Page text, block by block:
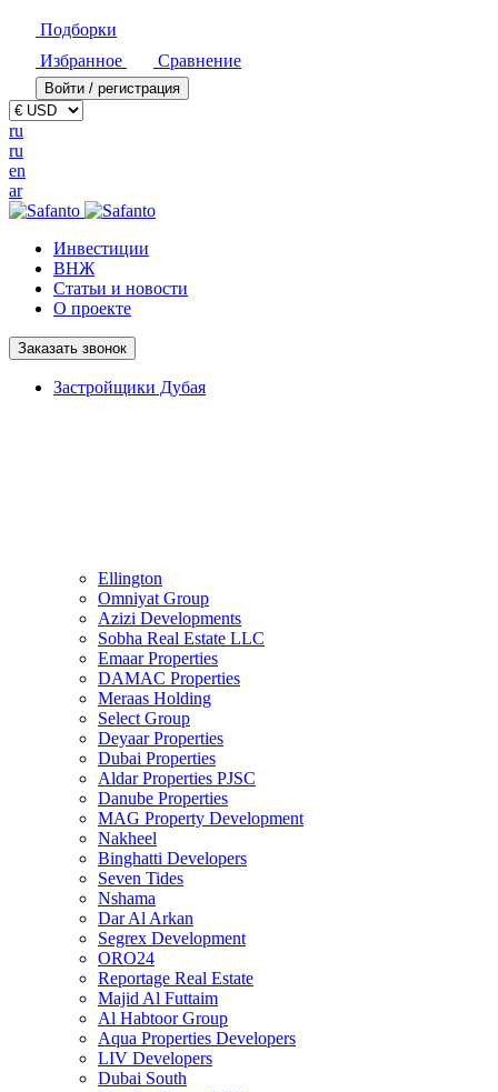
Подборки
Избранное
Сравнение
Войти / регистрация
ru
ru
en
ar
Инвестиции
ВНЖ
Статьи и новости
О проекте
Заказать звонок
Застройщики Дубая
Ellington
Omniyat Group
Azizi Developments
Sobha Real Estate LLC
Emaar Properties
DAMAC Properties
Meraas Holding
Select Group
Deyaar Properties
Dubai Properties
Aldar Properties PJSC
Danube Properties
MAG Property Development
Nakheel
Binghatti Developers
Seven Tides
Nshama
Dar Al Arkan
Segrex Development
ORO24
Reportage Real Estate
Majid Al Futtaim
Al Habtoor Group
Aqua Properties Developers
LIV Developers
Dubai South